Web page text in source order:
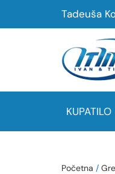
Tadeuša
KUPATILO
Početna /